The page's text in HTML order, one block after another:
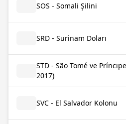
SOS - Somali Şilini
SRD - Surinam Doları
STD - São Tomé ve
2017)
SVC - El Salvador Kolonu